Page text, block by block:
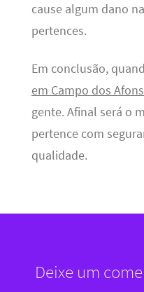
cause algum dano
pertences.
Em conclusão,
em Campo dos
gente. Afinal será o
pertence com
qualidade.
Deixe um